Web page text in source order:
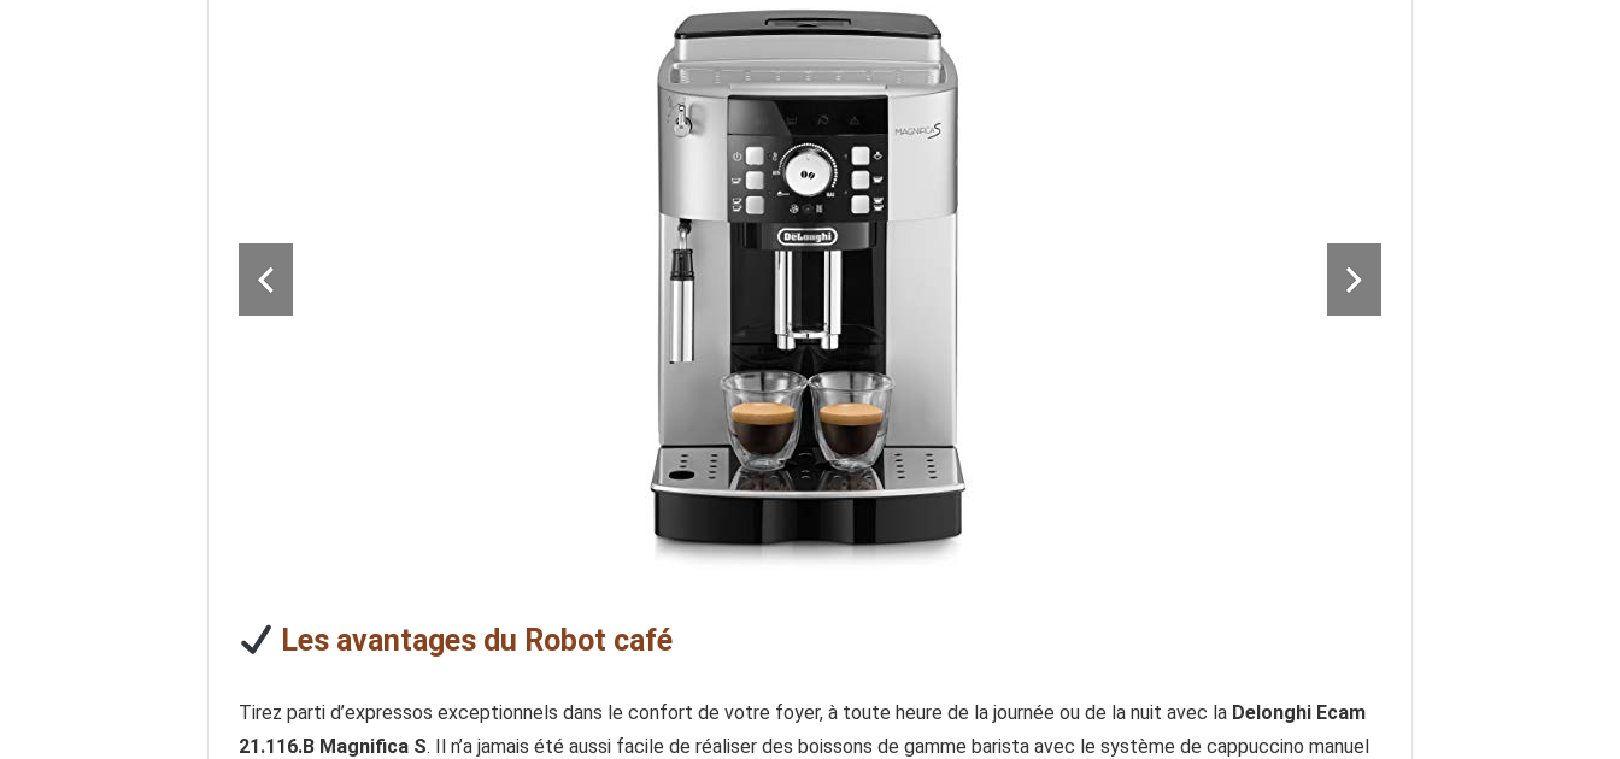
Les avantages du Robot café
Tirez parti d’expressos exceptionnels dans le confort de votre foyer, à toute heure de la journée ou de la nuit avec la Delonghi Ecam
21.116.B Magnifica S. Il n’a jamais été aussi facile de réaliser des boissons de gamme barista avec le système de cappuccino manuel